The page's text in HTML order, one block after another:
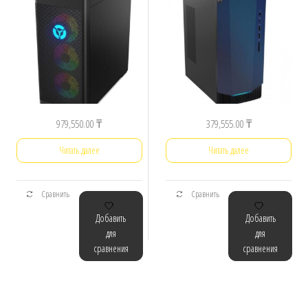
979,550.00₸
Читать далее
Сравнить
Добавить
для
сравнения
379,555.00₸
Читать далее
Сравнить
Добавить
для
сравнения